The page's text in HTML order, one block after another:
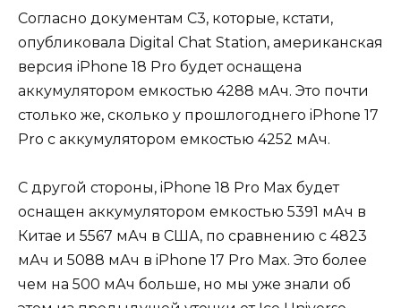
Согласно документам C3, которые, кстати,
опубликовала Digital Chat Station, американская
версия iPhone 18 Pro будет оснащена
аккумулятором емкостью 4288 мАч. Это почти
столько же, сколько у прошлогоднего iPhone 17
Pro с аккумулятором емкостью 4252 мАч.
С другой стороны, iPhone 18 Pro Max будет
оснащен аккумулятором емкостью 5391 мАч в
Китае и 5567 мАч в США, по сравнению с 4823
мАч и 5088 мАч в ‌iPhone 17 Pro‌ Max. Это более
чем на 500 мАч больше, но мы уже знали об